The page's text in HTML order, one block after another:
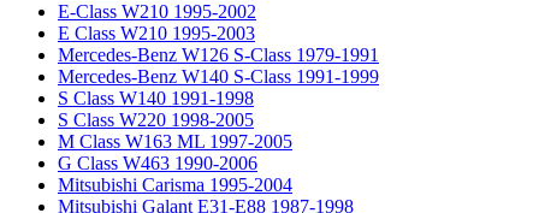
E-Class W210 1995-2002
E Class W210 1995-2003
Mercedes-Benz W126 S-Class 1979-1991
Mercedes-Benz W140 S-Class 1991-1999
S Class W140 1991-1998
S Class W220 1998-2005
M Class W163 ML 1997-2005
G Class W463 1990-2006
Mitsubishi Carisma 1995-2004
Mitsubishi Galant E31-E88 1987-1998